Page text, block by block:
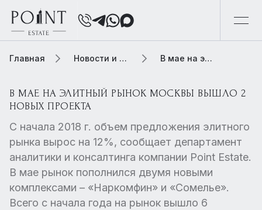
Главная Новости и обзоры В мае на элитный рынок Москвы вышло 2 новых проекта
В МАЕ НА ЭЛИТНЫЙ РЫНОК МОСКВЫ ВЫШЛО 2
НОВЫХ ПРОЕКТА
С начала 2018 г. объем предложения элитного
рынка вырос на 12%, сообщает департамент
аналитики и консалтинга компании Point Estate.
В мае рынок пополнился двумя новыми
комплексами – «Наркомфин» и «Сомелье».
Всего с начала года на рынок вышло 6